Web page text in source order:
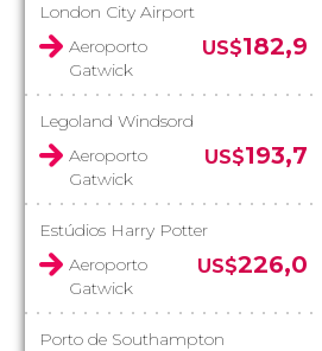
London City Airport
Aeroporto
Gatwick
US$182,9
Legoland Windsord
Aeroporto
Gatwick
US$193,7
Estúdios Harry Potter
Aeroporto
Gatwick
US$226,0
Porto de Southampton